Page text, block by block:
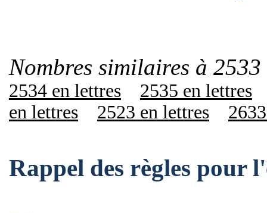
Nombres similaires à
2534 en lettres
2535 en lettres
en lettres
2523 en lettres
Rappel des règles pour